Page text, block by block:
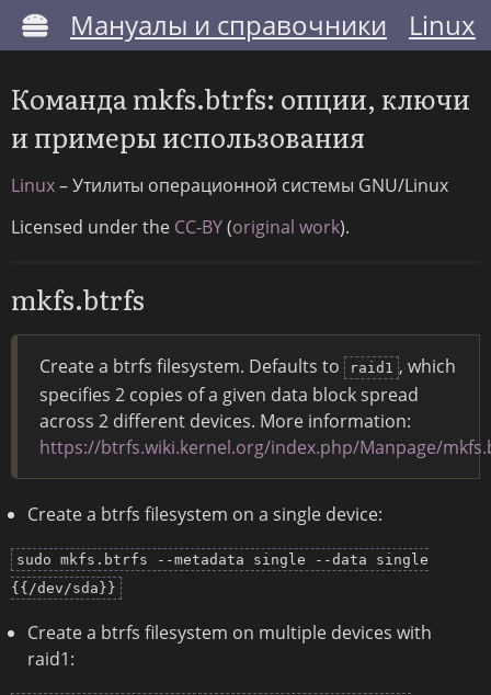
Мануалы и справочники Linux
Команда mkfs.btrfs: опции, ключи
и примеры использования
Linux– Утилиты операционной системы GNU/Linux
Licensed under the CC-BY(original work).
mkfs.btrfs
Create a btrfs filesystem. Defaults to raid1 , which
specifies 2 copies of a given data block spread
across 2 different devices. More information:
https://btrfs.wiki.kernel.org/index.php/Manpage/
Create a btrfs filesystem on a single device:
sudo mkfs.btrfs --metadata single --data single
{{/dev/sda}}
Create a btrfs filesystem on multiple devices with
raid1: